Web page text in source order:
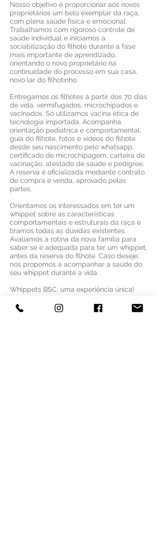
Nosso objetivo é proporcionar aos novos
proprietários um belo exemplar da raça,
com plena saúde física e emocional.
Trabalhamos com rigoroso controle de
saúde individual e iniciamos a
sociabilização do filhote durante a fase
mais importante de aprendizado,
orientando o novo proprietário na
continuidade do processo em sua casa,
novo lar do filhotinho.
Entregamos os filhotes à partir dos 70 dias
de vida, vermifugados, microchipados e
vacinados. Só utilizamos vacina ética de
tecnologia importada. Acompanha
orientação pediátrica e comportamental,
guia do filhote, fotos e vídeos do filhote
desde seu nascimento pelo whatsapp,
certificado de microchipagem, carteira de
vacinação, atestado de saúde e pedigree.
A reserva é oficializada mediante contrato
de compra e venda, aprovado pelas
partes.
Orientamos os interessados em ter um
whippet sobre as características
comportamentais e estruturais da raça e
tiramos todas as dúvidas existentes.
Avaliamos a rotina da nova família para
saber se é adequada para ter um whippet,
antes da reserva do filhote. Caso deseje,
nos propomos a acompanhar a saúde do
seu whippet durante a vida.
Whippets BSC: uma experiência única!